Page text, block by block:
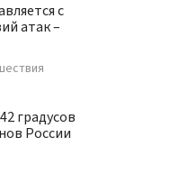
с
атак –
градусов
России